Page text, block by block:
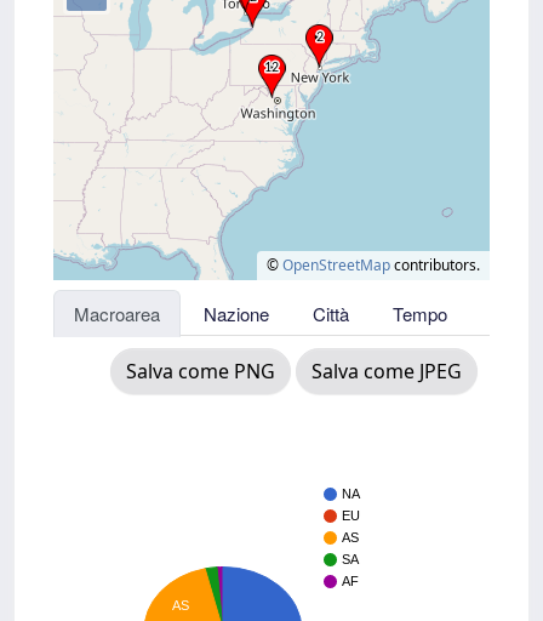
©OpenStreetMapcontributors.
Macroarea Nazione Città Tempo
Salva come PNG Salva come JPEG
NA
EU
AS
SA
AF
AS